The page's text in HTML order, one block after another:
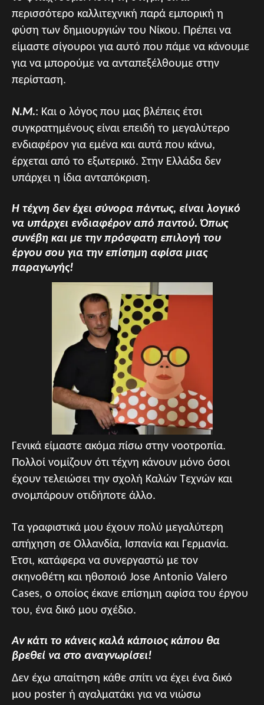
περισσότερο καλλιτεχνική παρά εμπορική η
φύση των δημιουργιών του Νίκου. Πρέπει να
είμαστε σίγουροι για αυτό που πάμε να κάνουμε
για να μπορούμε να ανταπεξέλθουμε στην
περίσταση.
Ν.Μ.: Και ο λόγος που μας βλέπεις έτσι
συγκρατημένους είναι επειδή το μεγαλύτερο
ενδιαφέρον για εμένα και αυτά που κάνω,
έρχεται από το εξωτερικό. Στην Ελλάδα δεν
υπάρχει η ίδια ανταπόκριση.
Η τέχνη δεν έχει σύνορα πάντως, είναι λογικό
να υπάρχει ενδιαφέρον από παντού. Όπως
συνέβη και με την πρόσφατη επιλογή του
έργου σου για την επίσημη αφίσα μιας
παραγωγής!
Γενικά είμαστε ακόμα πίσω στην νοοτροπία.
Πολλοί νομίζουν ότι τέχνη κάνουν μόνο όσοι
έχουν τελειώσει την σχολή Καλών Τεχνών και
σνομπάρουν οτιδήποτε άλλο.
Τα γραφιστικά μου έχουν πολύ μεγαλύτερη
απήχηση σε Ολλανδία, Ισπανία και Γερμανία.
Έτσι, κατάφερα να συνεργαστώ με τον
σκηνοθέτη και ηθοποιό Jose Antonio Valero
Cases, ο οποίος έκανε επίσημη αφίσα του έργου
του, ένα δικό μου σχέδιο.
Αν κάτι το κάνεις καλά κάποιος κάπου θα
βρεθεί να στο αναγνωρίσει!
Δεν έχω απαίτηση κάθε σπίτι να έχει ένα δικό
μου poster ή αγαλματάκι για να νιώσω